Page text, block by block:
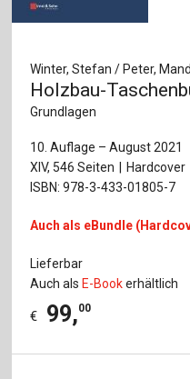
Winter, Stefan / Peter,
Holzbau-
Grundlagen
10. Auflage – August 2021
XIV, 546 Seiten
Hardcover
ISBN: 978-3-433-01805-7
Auch als eBundle
Lieferbar
Auch als E-Bookerhältlich
€ 99,00